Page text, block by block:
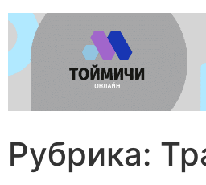
Перейти
содержимому
Рубрика: